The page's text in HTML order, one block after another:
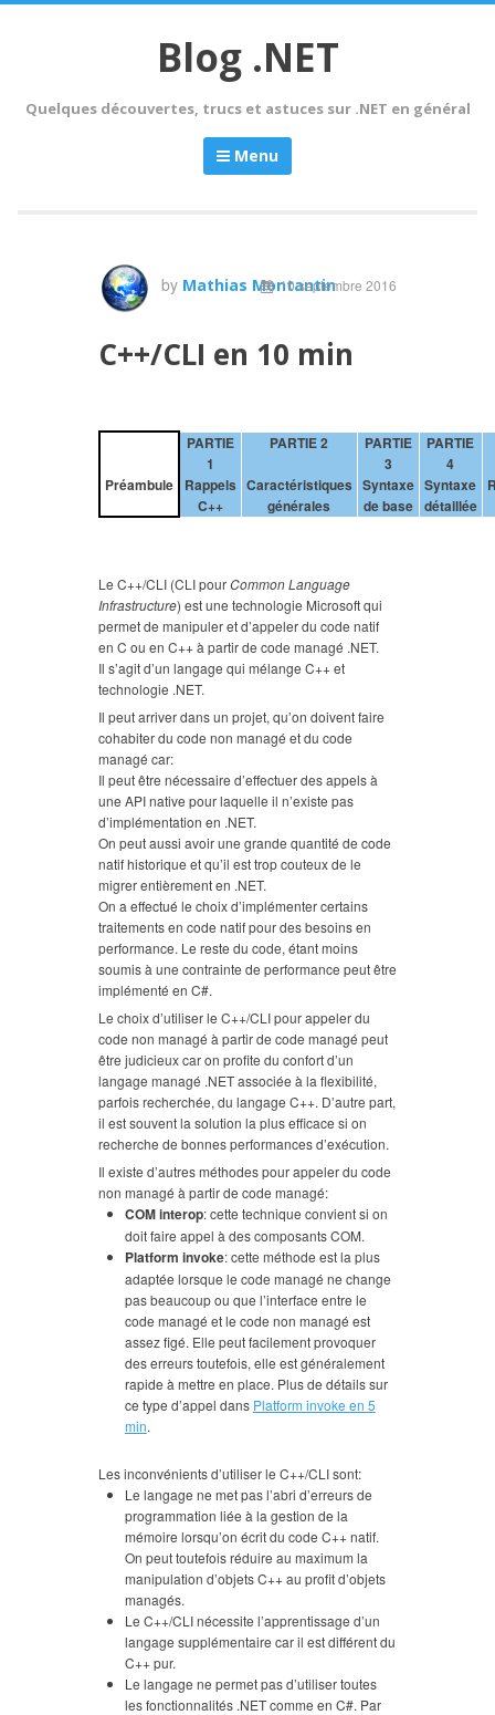
Blog .NET
Quelques découvertes, trucs et astuces sur .NET en général
Menu
10 septembre 2016
by Mathias Montantin
C++/CLI en 10 min
PARTIE
1
PARTIE 2
PARTIE
3
PARTIE
4
Préambule
Rappels
C++
Caractéristiques
générales
Syntaxe
de base
Syntaxe
détaillée
Le C++/CLI (CLI pourCommon Language
Infrastructure) est une technologie Microsoft qui
permet de manipuler et d’appeler du code natif
en C ou en C++ à partir de code managé .NET.
Il s’agit d’un langage qui mélange C++ et
technologie .NET.
Il peut arriver dans un projet, qu’on doivent faire
cohabiter du code non managé et du code
managé car:
Il peut être nécessaire d’effectuer des appels à
une API native pour laquelle il n’existe pas
d’implémentation en .NET.
On peut aussi avoir une grande quantité de code
natif historique et qu’il est trop couteux de le
migrer entièrement en .NET.
On a effectué le choix d’implémenter certains
traitements en code natif pour des besoins en
performance. Le reste du code, étant moins
soumis à une contrainte de performance peut être
implémenté en C#.
Le choix d’utiliser le C++/CLI pour appeler du
code non managé à partir de code managé peut
être judicieux car on profite du confort d’un
langage managé .NET associée à la flexibilité,
parfois recherchée, du langage C++. D’autre part,
il est souvent la solution la plus efficace si on
recherche de bonnes performances d’exécution.
Il existe d’autres méthodes pour appeler du code
non managé à partir de code managé:
COM interop: cette technique convient si on
doit faire appel à des composants COM.
Platform invoke: cette méthode est la plus
adaptée lorsque le code managé ne change
pas beaucoup ou que l’interface entre le
code managé et le code non managé est
assez figé. Elle peut facilement provoquer
des erreurs toutefois, elle est généralement
rapide à mettre en place. Plus de détails sur
ce type d’appel dans Platform invoke en 5
min.
Les inconvénients d’utiliser le C++/CLI sont:
Le langage ne met pas l’abri d’erreurs de
programmation liée à la gestion de la
mémoire lorsqu’on écrit du code C++ natif.
On peut toutefois réduire au maximum la
manipulation d’objets C++ au profit d’objets
managés.
Le C++/CLI nécessite l’apprentissage d’un
langage supplémentaire car il est différent du
C++ pur.
Le langage ne permet pas d’utiliser toutes
les fonctionnalités .NET comme en C#. Par